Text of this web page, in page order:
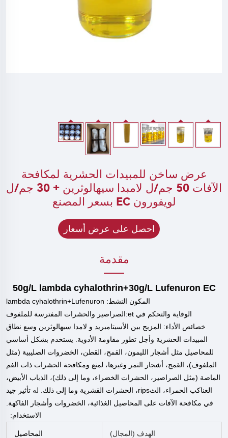
عرض ساخن للمبيدات الحشرية لمكافحة
الآفات 50 جم/ل لامبدا سيهالوثرين + 30 جم/ل
لويفورون EC بسعر المصنع
احصل على عرض أسعار
مقدمة
50g/L lambda cyhalothrin+30g/L Lufenuron EC
المكون النشط: lambda cyhalothrin+Lufenuron
الوقاية والتحكم في et
:الصراصير والحشرات المفترسة للملفوف
خصائص الأداء: المزيج بين الأسيتامبريد و لامدا سيهالوثرين وسع نطاق
المبيدات الحشرية وأجل تطور مقاومة الأدوية. يستخدم بشكل أساسي
للمحاصيل مثل أشجار الليمون، القمح، القطن، الخضروات الصليبية (مثل
الملفوف)، القمح، أشجار التمر وغيرها، لمنع ومكافحة الحشرات ذات الفم
الماصة (مثل الصراصير، الحشرات الخضراء، وما إلى ذلك)، الذباب الأبيض،
العناكب الحمراء، الثrips، الحشرات القشرية وما إلى ذلك. له تأثير جيد
في مكافحة الآفات على المحاصيل الغذائية، الخضروات وأشجار الفاكهة.
الاستخدام:
الهدف (المجال) المحاصيل